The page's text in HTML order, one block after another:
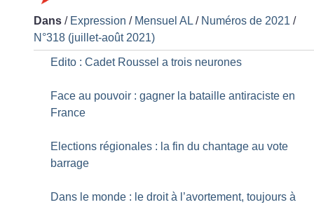
Dans / Expression / Mensuel AL / Numéros de 2021 /
N°318 (juillet-août 2021)
Edito : Cadet Roussel a trois neurones
Face au pouvoir : gagner la bataille antiraciste en
France
Elections régionales : la fin du chantage au vote
barrage
Dans le monde : le droit à l’avortement, toujours à